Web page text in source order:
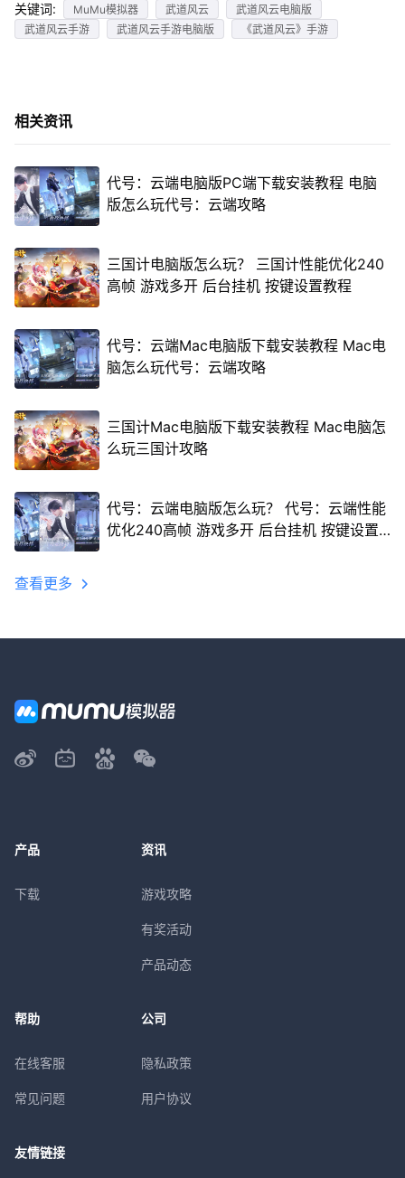
关键词: MuMu模拟器 武道风云
武道风云电脑版
武道风云手游
武道风云手游电脑版 《武道风云》手游
相关资讯
代号：云端电脑版PC端下载安装教程 电脑
版怎么玩代号：云端攻略
三国计电脑版怎么玩？ 三国计性能优化240
高帧 游戏多开 后台挂机 按键设置教程
代号：云端Mac电脑版下载安装教程 Mac电
脑怎么玩代号：云端攻略
三国计Mac电脑版下载安装教程 Mac电脑怎
么玩三国计攻略
代号：云端电脑版怎么玩？ 代号：云端性能
优化240高帧 游戏多开 后台挂机 按键设置
查看更多
产品
下载
资讯
游戏攻略
有奖活动
产品动态
帮助
在线客服
常见问题
公司
隐私政策
用户协议
友情链接